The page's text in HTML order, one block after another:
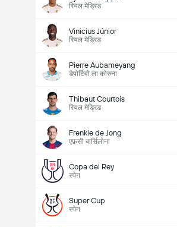
रियल मेड्रिड
Vinicius Júnior
रियल मेड्रिड
Pierre Aubameyang
डेपोर्टिवो ला कोरुना
Thibaut Courtois
रियल मेड्रिड
Frenkie de Jong
एफ़सी बार्सिलोना
Copa del Rey
स्पेन
Super Cup
स्पेन